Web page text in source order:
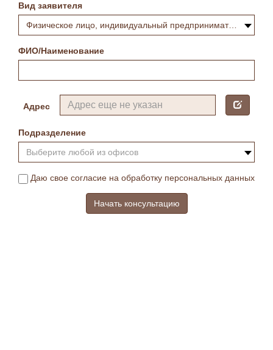
Вид заявителя
Физическое лицо, индивидуальный предприниматель или самозанятый
ФИО/Наименование
Адрес
Подразделение
Выберите любой из офисов
Даю свое согласие на обработку персональных данных
Начать консультацию